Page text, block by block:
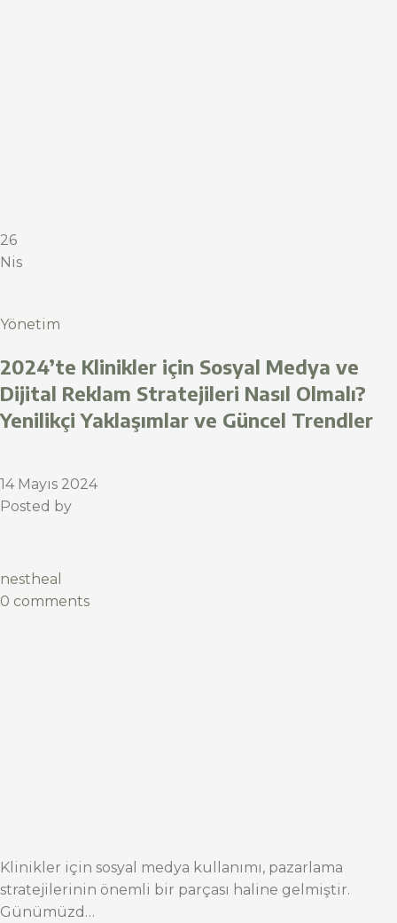
26
Nis
Yönetim
2024’te Klinikler için Sosyal Medya ve
Dijital Reklam Stratejileri Nasıl Olmalı?
Yenilikçi Yaklaşımlar ve Güncel Trendler
14 Mayıs 2024
Posted by
nestheal
0 comments
Klinikler için sosyal medya kullanımı, pazarlama
stratejilerinin önemli bir parçası haline gelmiştir.
Günümüzd…